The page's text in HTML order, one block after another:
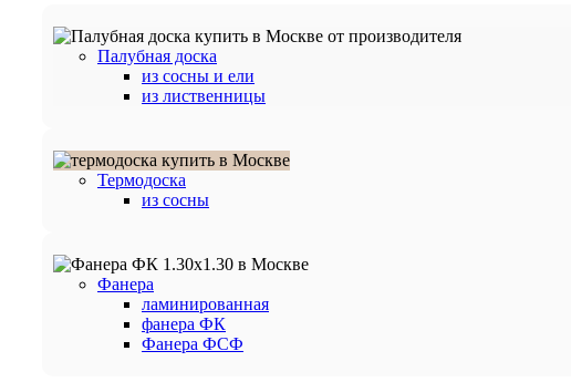
Палубная доска
из сосны и ели
из лиственницы
Термодоска
из сосны
Фанера
ламинированная
фанера ФК
Фанера ФСФ